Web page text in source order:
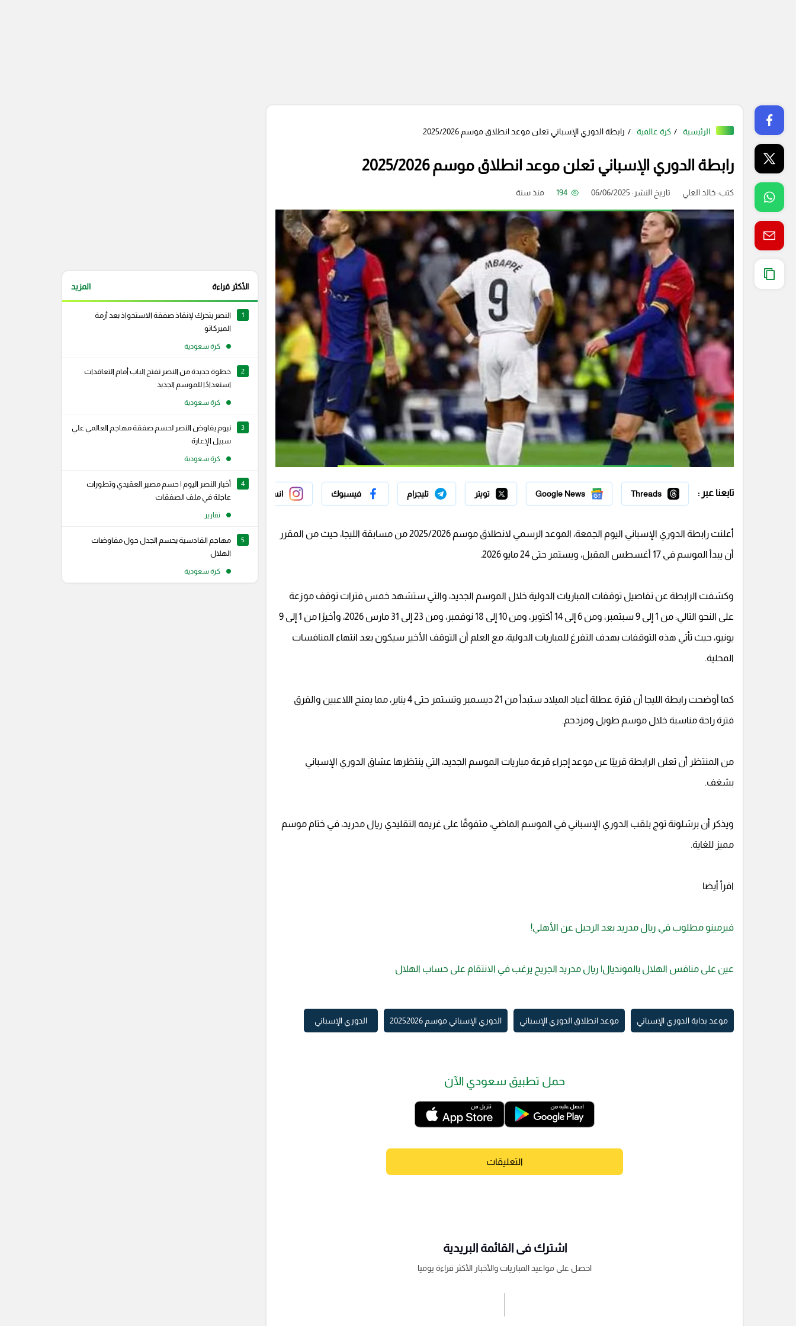
الرئيسية كرة عالمية رابطة الدوري الإسباني تعلن موعد انطلاق موسم 2025/2026
رابطة الدوري الإسباني تعلن موعد انطلاق موسم 2025/2026
كتب:خالد العلي تاريخ النشر: 06/06/2025 194 منذ سنة
تابعنا عبر : Threads
Google News تويتر تليجرام فيسبوك انستجرام سناب شات
أعلنت رابطة الدوري الإسباني اليوم الجمعة، الموعد الرسمي لانطلاق موسم 2025/2026 من مسابقة الليجا، حيث من المقرر
أن يبدأ الموسم في 17 أغسطس المقبل، ويستمر حتى 24 مايو 2026.
وكشفت الرابطة عن تفاصيل توقفات المباريات الدولية خلال الموسم الجديد، والتي ستشهد خمس فترات توقف موزعة
على النحو التالي: من 1 إلى 9 سبتمبر، ومن 6 إلى 14 أكتوبر، ومن 10 إلى 18 نوفمبر، ومن 23 إلى 31 مارس 2026، وأخيرًا من 1 إلى 9
يونيو، حيث تأتي هذه التوقفات بهدف التفرغ للمباريات الدولية، مع العلم أن التوقف الأخير سيكون بعد انتهاء المنافسات
المحلية.
كما أوضحت رابطة الليجا أن فترة عطلة أعياد الميلاد ستبدأ من 21 ديسمبر وتستمر حتى 4 يناير، مما يمنح اللاعبين والفرق
فترة راحة مناسبة خلال موسم طويل ومزدحم.
من المنتظر أن تعلن الرابطة قريبًا عن موعد إجراء قرعة مباريات الموسم الجديد، التي ينتظرها عشاق الدوري الإسباني
بشغف.
ويذكر أن برشلونة توج بلقب الدوري الإسباني في الموسم الماضي، متفوقًا على غريمه التقليدي ريال مدريد، في ختام موسم
مميز للغاية.
اقرأ أيضا
فيرمينو مطلوب في ريال مدريد بعد الرحيل عن الأهلي!
عين على منافس الهلال بالمونديال| ريال مدريد الجريح يرغب في الانتقام على حساب الهلال
موعد بداية الدوري الإسباني موعد انطلاق الدوري الإسباني الدوري الإسباني موسم 20252026 الدوري الإسباني
حمل تطبيق سعودي الآن
التعليقات
اشترك فى القائمة البريدية
احصل على مواعيد المباريات والأخبار الأكثر قراءة يوميا
الأكثر قراءة المزيد
1
النصر يتحرك لإنقاذ صفقة الاستحواذ بعد أزمة
الميركاتو
كرة سعودية
2
خطوة جديدة من النصر تفتح الباب أمام التعاقدات
استعدادًا للموسم الجديد
كرة سعودية
3
نيوم يفاوض النصر لحسم صفقة مهاجم العالمي علي
سبيل الإعارة
كرة سعودية
4
أخبار النصر اليوم | حسم مصير العقيدي وتطورات
عاجلة في ملف الصفقات
تقارير
5
مهاجم القادسية يحسم الجدل حول مفاوضات
الهلال
كرة سعودية